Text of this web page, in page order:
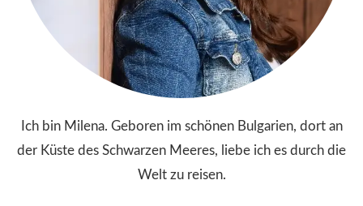
Ich bin Milena. Geboren im schönen Bulgarien, dort an
der Küste des Schwarzen Meeres, liebe ich es durch die
Welt zu reisen.